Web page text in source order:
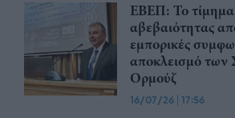
ΕΒΕΠ: Το
αβεβαιότητας
εμπορικές
αποκλεισμό των
Ορμούζ
16/07/26 | 17:56